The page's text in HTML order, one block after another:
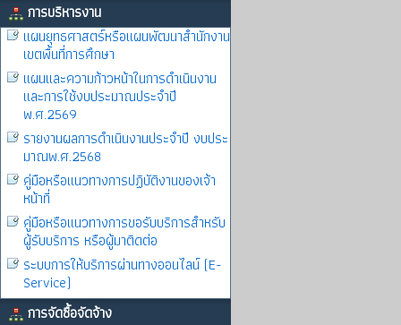
การบริหารงาน
แผนยุทธศาสตร์หรือแผนพัฒนาสำนักงาน
เขตพื้นที่การศึกษา
แผนและความก้าวหน้าในการดำเนินงาน
และการใช้งบประมาณประจำปี
พ.ศ.2569
รายงานผลการดำเนินงานประจำปี งบประ
มาณพ.ศ.2568
คู่มือหรือแนวทางการปฏิบัติงานของเจ้า
หน้าที่
คู่มือหรือแนวทางการขอรับบริการสำหรับ
ผู้รับบริการ หรือผู้มาติดต่อ
ระบบการให้บริการผ่านทางออนไลน์ (E-
Service)
การจัดซื้อจัดจ้าง